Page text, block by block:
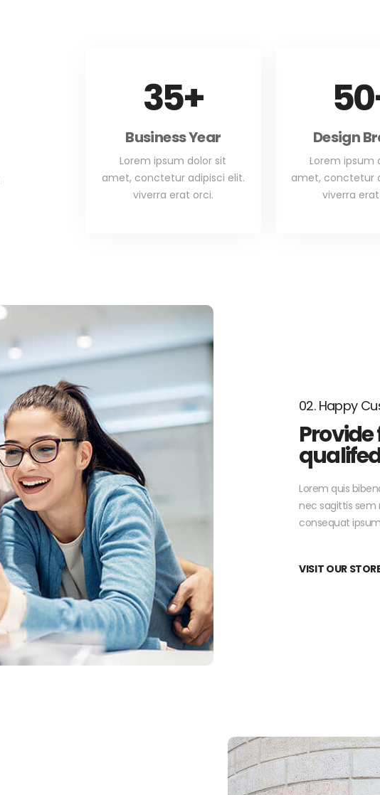
Business Year
35+
Lorem ipsum dolor sit
amet, conctetur adipisci elit.
viverra erat orci.
Design
50
Lorem ipsum
amet, conctetur
viverra
02. Happy
Lorem quis
nec sagittis sem
consequat
VISIT OUR